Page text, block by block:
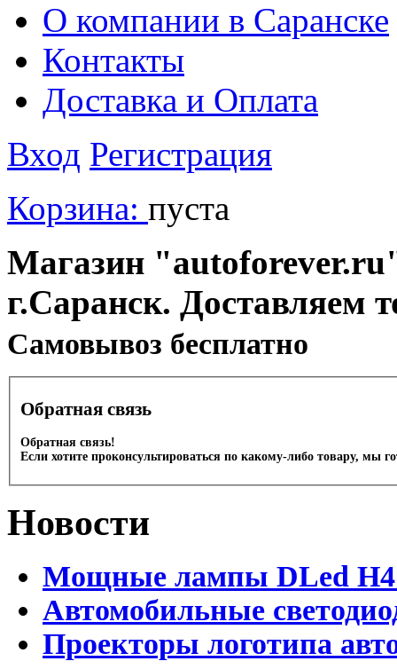
О компании в Саранске
Контакты
Доставка и Оплата
Вход Регистрация
Корзина: пуста
Магазин
г.Саранск. Доставляем
Cамовывоз бесплатно
Обратная связь
Обратная связь!
Если хотите проконсультироваться по какому-либо товару, мы
Новости
Мощные лампы DLed H4
Автомобильные
Проекторы логотипа